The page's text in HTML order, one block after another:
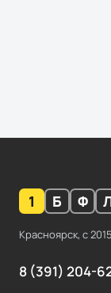
1 Б Ф
Красноярск, с2015
8 (391) 204-